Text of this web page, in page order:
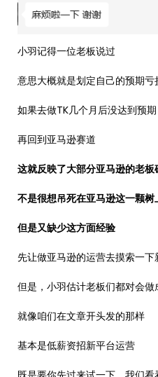
小羽记得一位老板说过
意思大概就是划定自己的预期亏
如果去做TK几个月后没达到预期
再回到亚马逊赛道
这就反映了大部分亚马逊的老
不是很想吊死在亚马逊这一颗树
但是又缺少这方面经验
先让做亚马逊的运营去摸索一下
但是，小羽估计老板们都对会
就像咱们在文章开头发的那样
基本是低薪资招新平台运营